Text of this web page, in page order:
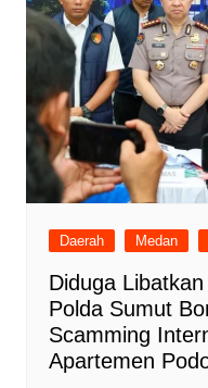
Daerah Medan
Diduga
Polda Sumut
Scamming
Apartemen